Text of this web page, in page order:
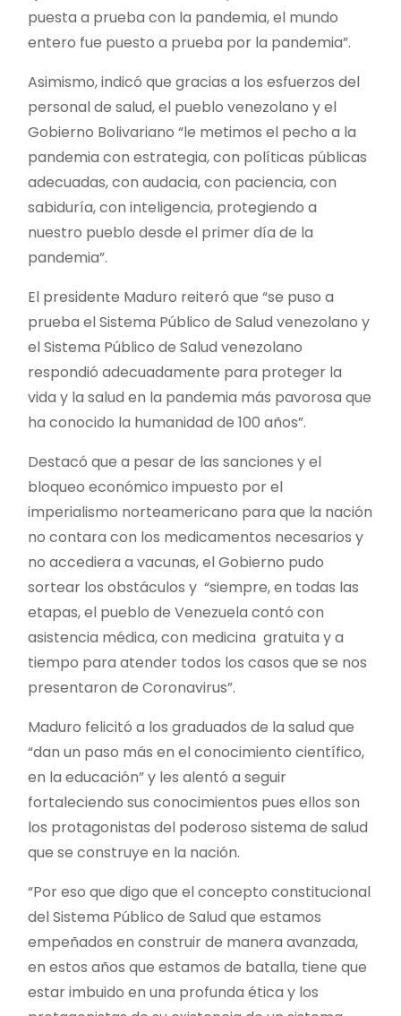
puesta a prueba con la pandemia, el mundo
entero fue puesto a prueba por la pandemia”.
Asimismo, indicó que gracias a los esfuerzos del
personal de salud, el pueblo venezolano y el
Gobierno Bolivariano “le metimos el pecho a la
pandemia con estrategia, con políticas públicas
adecuadas, con audacia, con paciencia, con
sabiduría, con inteligencia, protegiendo a
nuestro pueblo desde el primer día de la
pandemia”.
El presidente Maduro reiteró que “se puso a
prueba el Sistema Público de Salud venezolano y
el Sistema Público de Salud venezolano
respondió adecuadamente para proteger la
vida y la salud en la pandemia más pavorosa que
ha conocido la humanidad de 100 años”.
Destacó que a pesar de las sanciones y el
bloqueo económico impuesto por el
imperialismo norteamericano para que la nación
no contara con los medicamentos necesarios y
no accediera a vacunas, el Gobierno pudo
sortear los obstáculos y “siempre, en todas las
etapas, el pueblo de Venezuela contó con
asistencia médica, con medicina gratuita y a
tiempo para atender todos los casos que se nos
presentaron de Coronavirus”.
Maduro felicitó a los graduados de la salud que
“dan un paso más en el conocimiento científico,
en la educación” y les alentó a seguir
fortaleciendo sus conocimientos pues ellos son
los protagonistas del poderoso sistema de salud
que se construye en la nación.
“Por eso que digo que el concepto constitucional
del Sistema Público de Salud que estamos
empeñados en construir de manera avanzada,
en estos años que estamos de batalla, tiene que
estar imbuido en una profunda ética y los